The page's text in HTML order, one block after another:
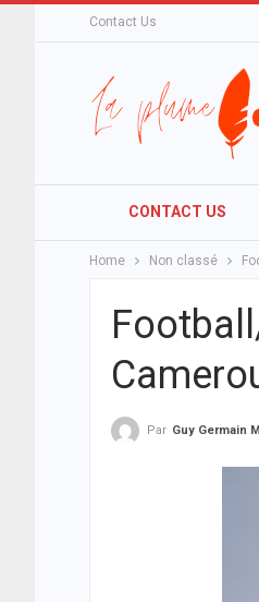
Contact Us
CONTACT US
Home Non classé
Par Guy Germain